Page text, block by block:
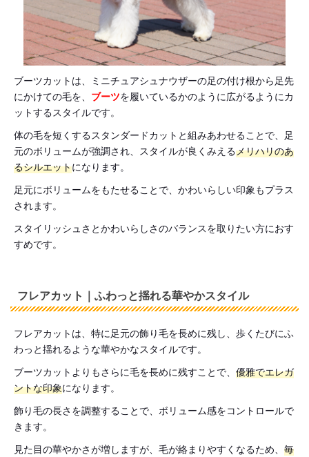
ブーツカットは、ミニチュアシュナウザーの足の付け根から足先
にかけての毛を、 ブーツを履いているかのように広がるようにカ
ットするスタイルです。
体の毛を短くするスタンダードカットと組みあわせることで、足
元のボリュームが強調され、スタイルが良くみえるメリハリのあ
るシルエットになります。
足元にボリュームをもたせることで、かわいらしい印象もプラス
されます。
スタイリッシュさとかわいらしさのバランスを取りたい方におす
すめです。
フレアカット｜ふわっと揺れる華やかスタイル
フレアカットは、特に足元の飾り毛を長めに残し、歩くたびにふ
わっと揺れるような華やかなスタイルです。
ブーツカットよりもさらに毛を長めに残すことで、 優雅でエレガ
ントな印象になります。
飾り毛の長さを調整することで、ボリューム感をコントロールで
きます。
見た目の華やかさが増しますが、毛が絡まりやすくなるため、 毎